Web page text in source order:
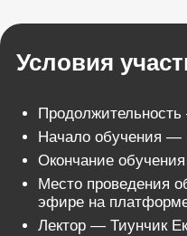
Условия
Начало обучения —
Окончание
Место проведения
эфире на
Лектор — Тиунчик